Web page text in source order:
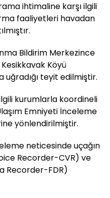
ihtimaline karşı ilgili
faaliyetleri havadan
Bildirim Merkezince
Köyü
uğradığı teyit edilmiştir.
kurumlarla koordineli
Emniyeti İnceleme
yönlendirilmiştir.
neticesinde uçağın
Recorder-CVR) ve
Recorder-FDR)